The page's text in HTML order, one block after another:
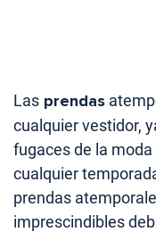
Las prendas
cualquier vestidor,
fugaces de la
cualquier
prendas
imprescindibles